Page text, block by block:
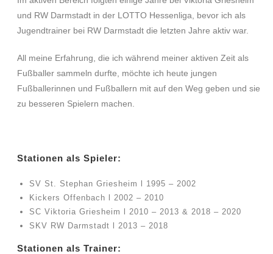
und RW Darmstadt in der LOTTO Hessenliga, bevor ich als
Jugendtrainer bei RW Darmstadt die letzten Jahre aktiv war.
All meine Erfahrung, die ich während meiner aktiven Zeit als
Fußballer sammeln durfte, möchte ich heute jungen
Fußballerinnen und Fußballern mit auf den Weg geben und sie
zu besseren Spielern machen.
Stationen als Spieler:
SV St. Stephan Griesheim l 1995 – 2002
Kickers Offenbach l 2002 – 2010
SC Viktoria Griesheim l 2010 – 2013 & 2018 – 2020
SKV RW Darmstadt l 2013 – 2018
Stationen als Trainer: